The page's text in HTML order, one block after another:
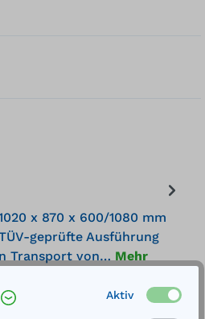
x 870 x 600/1080 mm
geprüfte Ausführung
Transport von… Mehr
Aktiv